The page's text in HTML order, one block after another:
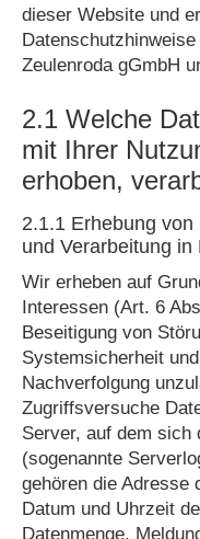
dieser Website und
Zeulenroda gGmbH
2.1 Welche
mit Ihrer
erhoben,
2.1.1 Erhebung
und Verarbeitung in
Wir erheben auf
Interessen (Art. 6
Beseitigung von
Systemsicherheit
Nachverfolgung
Zugriffsversuche
Server, auf dem sich
(sogenannte
gehören die Adresse
Datum und Uhrzeit
Datenmenge,